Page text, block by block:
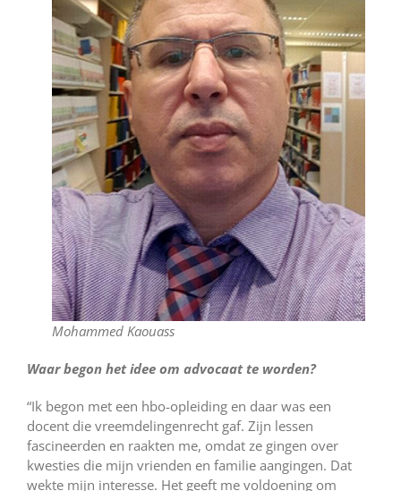
Mohammed Kaouass
Waar begon het idee om advocaat te worden?
“Ik begon met een hbo-opleiding en daar was een
docent die vreemdelingenrecht gaf. Zijn lessen
fascineerden en raakten me, omdat ze gingen over
kwesties die mijn vrienden en familie aangingen. Dat
wekte mijn interesse. Het geeft me voldoening om